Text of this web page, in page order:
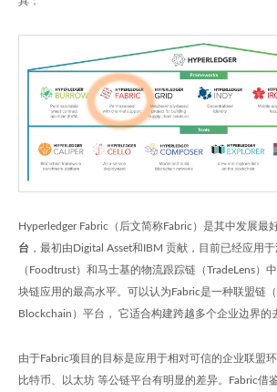
Hyperledger Fabric（后文简称Fabric）是其中发展最
台 ，最初由Digital Asset和IBM 贡献，目前已经应用
（Foodtrust）和马士基的物流跟踪链（TradeLens）
块链应用的最高水平。可以认为Fabric是一种联盟链
Blockchain）平台， 它适合构建跨越多个企业边界的
由于Fabric项目的目标是应用于相对可信的企业联盟
比特币、以太坊 等公链平台有明显的差异。Fabric借